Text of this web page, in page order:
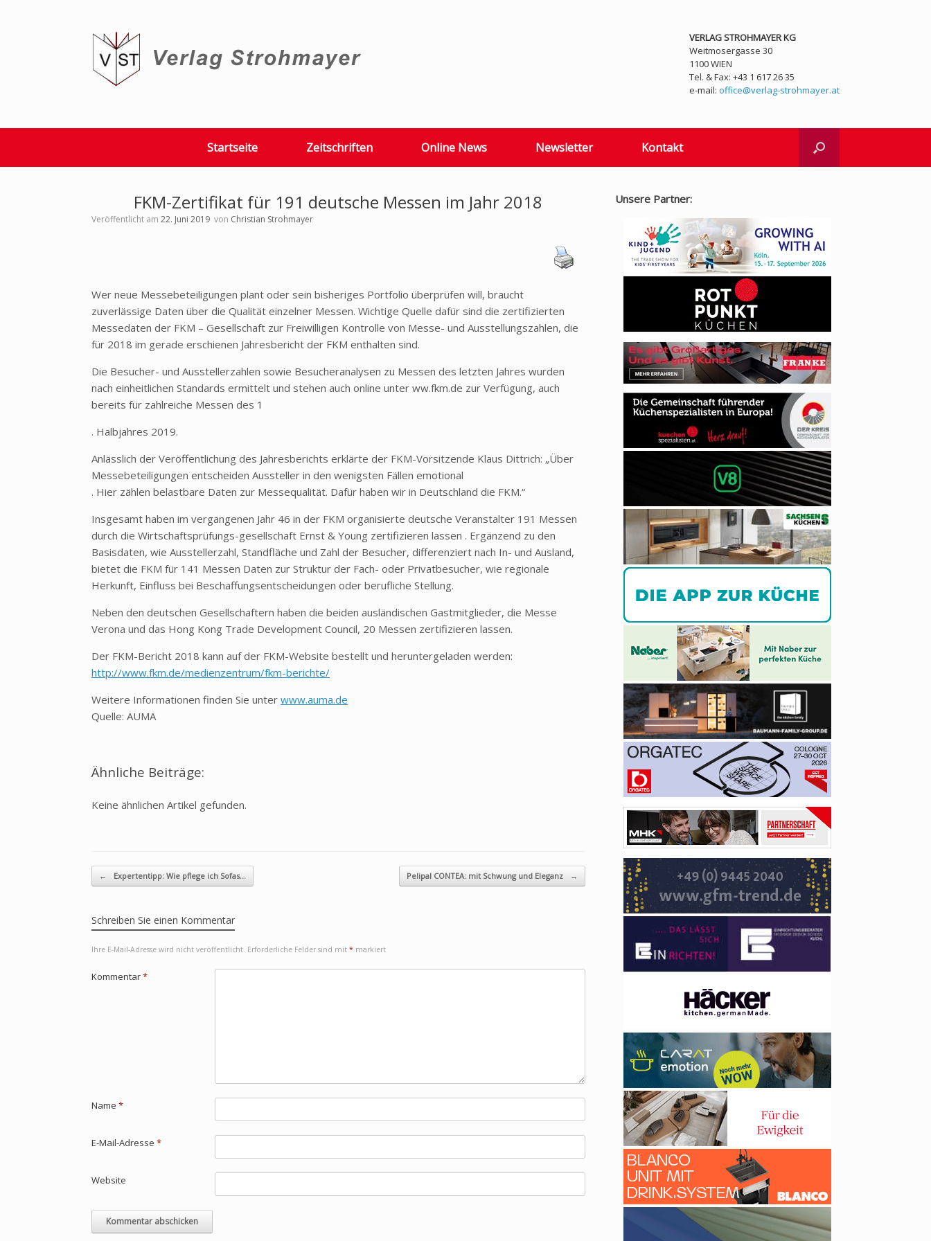
VERLAG STROHMAYER KG
Weitmosergasse 30
1100 WIEN
Tel. & Fax: +43 1 617 26 35
e-mail: office@verlag-strohmayer.at
Startseite Zeitschriften Online News Newsletter Kontakt
FKM-Zertifikat für 191 deutsche Messen im Jahr 2018
Veröffentlicht am 22. Juni 2019 von Christian Strohmayer
Wer neue Messebeteiligungen plant oder sein bisheriges Portfolio überprüfen will, braucht
zuverlässige Daten über die Qualität einzelner Messen. Wichtige Quelle dafür sind die zertifizierten
Messedaten der FKM – Gesellschaft zur Freiwilligen Kontrolle von Messe- und Ausstellungszahlen, die
für 2018 im gerade erschienen Jahresbericht der FKM enthalten sind.
Die Besucher- und Ausstellerzahlen sowie Besucheranalysen zu Messen des letzten Jahres wurden
nach einheitlichen Standards ermittelt und stehen auch online unter ww.fkm.de zur Verfügung, auch
bereits für zahlreiche Messen des 1
. Halbjahres 2019.
Anlässlich der Veröffentlichung des Jahresberichts erklärte der FKM-Vorsitzende Klaus Dittrich: „Über
Messebeteiligungen entscheiden Aussteller in den wenigsten Fällen emotional
. Hier zählen belastbare Daten zur Messequalität. Dafür haben wir in Deutschland die FKM.“
Insgesamt haben im vergangenen Jahr 46 in der FKM organisierte deutsche Veranstalter 191 Messen
durch die Wirtschaftsprüfungs-gesellschaft Ernst & Young zertifizieren lassen . Ergänzend zu den
Basisdaten, wie Ausstellerzahl, Standfläche und Zahl der Besucher, differenziert nach In- und Ausland,
bietet die FKM für 141 Messen Daten zur Struktur der Fach- oder Privatbesucher, wie regionale
Herkunft, Einfluss bei Beschaffungsentscheidungen oder berufliche Stellung.
Neben den deutschen Gesellschaftern haben die beiden ausländischen Gastmitglieder, die Messe
Verona und das Hong Kong Trade Development Council, 20 Messen zertifizieren lassen.
Der FKM-Bericht 2018 kann auf der FKM-Website bestellt und heruntergeladen werden:
http://www.fkm.de/medienzentrum/fkm-berichte/
Weitere Informationen finden Sie unter www.auma.de
Quelle: AUMA
Ähnliche Beiträge:
Keine ähnlichen Artikel gefunden.
Beitragsnavigation
← Expertentipp: Wie pflege ich Sofas… Pelipal CONTEA: mit Schwung und Eleganz →
Schreiben Sie einen Kommentar
Ihre E-Mail-Adresse wird nicht veröffentlicht. Erforderliche Felder sind mit * markiert
Kommentar*
Name *
E-Mail-Adresse *
Website
Unsere Partner: